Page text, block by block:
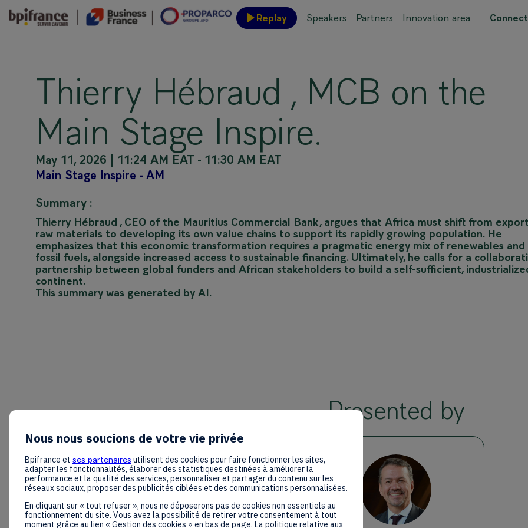
Replay Speakers Partners Innovation area
Thierry Hébraud , MCB on the
Main Stage Inspire.
May 11, 2026 11:24 AM EAT - 11:30 AM EAT
Main Stage Inspire - AM
Summary :
Thierry Hébraud , CEO of the Mauritius Commercial Bank, argues that Africa must shift from
raw materials to developing its own value chains to support its rapidly growing population. He
emphasizes that this economic transformation requires a pragmatic energy mix of renewables and
fossil fuels, alongside increased access to sustainable financing. Ultimately, he calls for a
partnership between global funders and African stakeholders to build a self-sufficient,
continent.
This summary was generated by AI.
Presented by
TH
Nous nous soucions de votre vie privée
Bpifrance et ses partenaires utilisent des cookies pour faire fonctionner les sites,
adapter les fonctionnalités, élaborer des statistiques destinées à améliorer la
performance et la qualité des services, personnaliser et partager du contenu sur les
réseaux sociaux, proposer des publicités ciblées et des communications personnalisées.
En cliquant sur « tout refuser », nous ne déposerons pas de cookies non essentiels au
fonctionnement du site. Vous avez la possibilité de retirer votre consentement à tout
moment grâce au lien « Gestion des cookies » en bas de page. La politique relative aux